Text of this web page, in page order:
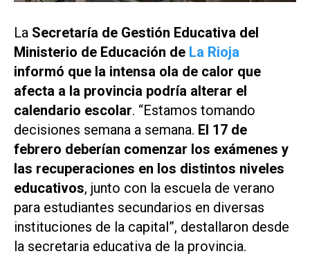
La Secretaría de Gestión Educativa del
Ministerio de Educación de La Rioja
informó que la intensa ola de calor que
afecta a la provincia podría alterar el
calendario escolar. “Estamos tomando
decisiones semana a semana. El 17 de
febrero deberían comenzar los exámenes y
las recuperaciones en los distintos niveles
educativos, junto con la escuela de verano
para estudiantes secundarios en diversas
instituciones de la capital”, destallaron desde
la secretaria educativa de la provincia.